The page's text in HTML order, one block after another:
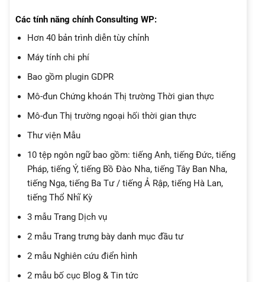
Các tính năng chính Consulting WP:
Hơn 40 bản trình diễn tùy chỉnh
Máy tính chi phí
Bao gồm plugin GDPR
Mô-đun Chứng khoán Thị trường Thời gian thực
Mô-đun Thị trường ngoại hối thời gian thực
Thư viện Mẫu
10 tệp ngôn ngữ bao gồm: tiếng Anh, tiếng Đức, tiếng
Pháp, tiếng Ý, tiếng Bồ Đào Nha, tiếng Tây Ban Nha,
tiếng Nga, tiếng Ba Tư / tiếng Ả Rập, tiếng Hà Lan,
tiếng Thổ Nhĩ Kỳ
3 mẫu Trang Dịch vụ
2 mẫu Trang trưng bày danh mục đầu tư
2 mẫu Nghiên cứu điển hình
2 mẫu bố cục Blog & Tin tức